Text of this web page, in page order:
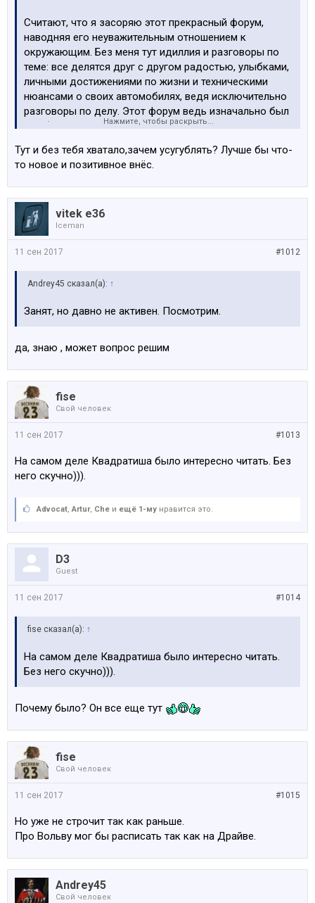
Считают, что я засоряю этот прекрасный форум,
наводняя его неуважительным отношением к
окружающим. Без меня тут идиллия и разговоры по
теме: все делятся друг с другом радостью, улыбками,
личными достижениями по жизни и техническими
нюансами о своих автомобилях, ведя исключительно
разговоры по делу. Этот форум ведь изначально был
сугубо по делу,
а тут я пришёл срать и ругаться
собеседнику, и ник не меняют принципиально, уж
даже и не знаю чего бы еще унизительного такого
придумать.
Это притом, что все прекрасно знают: баварка - это
звенящий срач под весёлое улюлюканье и нелепые
откаты по 40 евро в месяц за возможность
рекламировать доморощенные магазины запчастей с
удовольсвтием сопереживаю)
Нажмите, чтобы раскрыть...
Тут и без тебя хватало,зачем усугублять? Лучше бы что-
то новое и позитивное внёс.
vitek e36
Iceman
#1012
11 сен 2017
Andrey45 сказал(а): ↑
Занят, но давно не активен. Посмотрим.
да, знаю , может вопрос решим
fise
Свой человек
#1013
11 сен 2017
На самом деле Квадратиша было интересно читать. Без
него скучно))).
Advocat,Artur, Che и ещё 1-му нравится это.
D3
Guest
#1014
11 сен 2017
fise сказал(а): ↑
На самом деле Квадратиша было интересно читать.
Без него скучно))).
Почему было? Он все еще тут
fise
Свой человек
#1015
11 сен 2017
Но уже не строчит так как раньше.
Про Вольву мог бы расписать так как на Драйве.
Andrey45
Свой человек